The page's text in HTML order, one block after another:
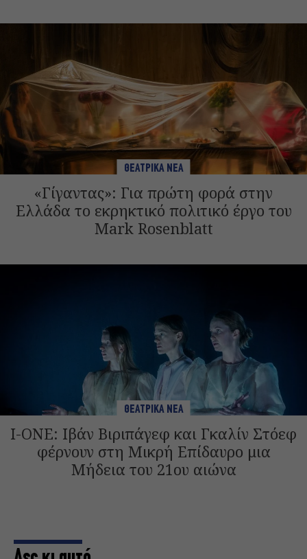
ΘΕΑΤΡΙΚΑ ΝΕΑ
«Γίγαντας»: Για πρώτη φορά στην
Ελλάδα το εκρηκτικό πολιτικό έργο του
Mark Rosenblatt
ΘΕΑΤΡΙΚΑ ΝΕΑ
I-ONE: Ιβάν Βιριπάγεφ και Γκαλίν Στόεφ
φέρνουν στη Μικρή Επίδαυρο μια
Μήδεια του 21ου αιώνα